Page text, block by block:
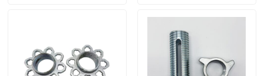
আমাদের সম্পর্কে